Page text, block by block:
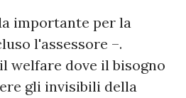
importante per la
l'assessore –.
welfare dove il bisogno
gli invisibili della